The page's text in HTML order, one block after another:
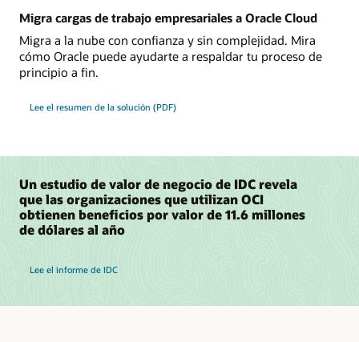
Migra cargas de trabajo empresariales a Oracle Cloud
Migra a la nube con confianza y sin complejidad. Mira
cómo Oracle puede ayudarte a respaldar tu proceso de
principio a fin.
Lee el resumen de la solución (PDF)
Un estudio de valor de negocio de IDC revela
que las organizaciones que utilizan OCI
obtienen beneficios por valor de 11.6 millones
de dólares al año
Lee el informe de IDC